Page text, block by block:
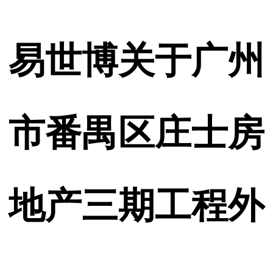
易世博关于广州
市番禺区庄士房
地产三期工程外